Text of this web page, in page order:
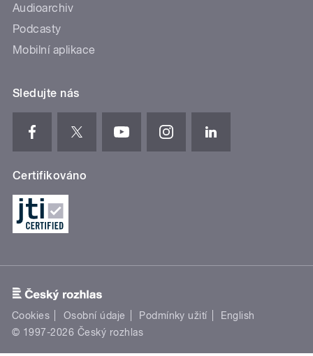
Audioarchiv
Podcasty
Mobilní aplikace
Sledujte nás
Certifikováno
Cookies Osobní údaje Podmínky užití
English
© 1997-2026 Český rozhlas